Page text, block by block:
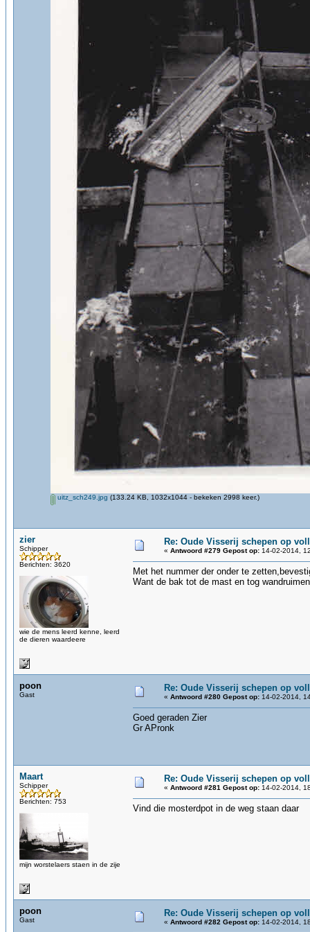
uitz_sch249.jpg (133.24 KB, 1032x1044 - bekeken 2998 keer.)
zier
Schipper
Berichten: 3620
wie de mens leerd kenne, leerd
de dieren waardeere
Re: Oude Visserij schepen op
« Antwoord #279 Gepost op: 14-02-2014,
Met het nummer der onder te
Want de bak tot de mast en tog
poon
Gast
Re: Oude Visserij schepen op
« Antwoord #280 Gepost op: 14-02-2014,
Goed geraden Zier
Gr APronk
Maart
Schipper
Berichten: 753
mijn worstelaers staen in de zije
Re: Oude Visserij schepen op
« Antwoord #281 Gepost op: 14-02-2014,
Vind die mosterdpot in de weg staan daar
poon
Gast
Re: Oude Visserij schepen op
« Antwoord #282 Gepost op: 14-02-2014,